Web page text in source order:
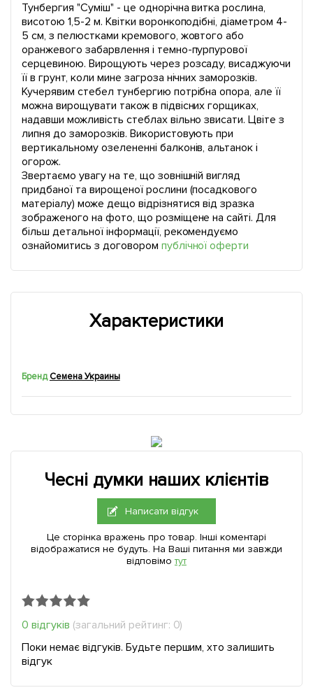
Тунбергия "Суміш" - це однорічна витка рослина,
висотою 1,5-2 м. Квітки воронкоподібні, діаметром 4-
5 см, з пелюстками кремового, жовтого або
оранжевого забарвлення і темно-пурпурової
серцевиною. Вирощують через розсаду, висаджуючи
її в грунт, коли мине загроза нічних заморозків.
Кучерявим стебел тунбергию потрібна опора, але її
можна вирощувати також в підвісних горщиках,
надавши можливість стеблах вільно звисати. Цвіте з
липня до заморозків. Використовують при
вертикальному озелененні балконів, альтанок і
огорож.
Звертаємо увагу на те, що зовнішній вигляд
придбаної та вирощеної рослини (посадкового
матеріалу) може дещо відрізнятися від зразка
зображеного на фото, що розміщене на сайті. Для
більш детальної інформації, рекомендуємо
ознайомитись з договором публічної оферти
Характеристики
Бренд Семена Украины
Чесні думки наших клієнтів
Написати відгук
Це сторінка вражень про товар. Інші коментарі
відображатися не будуть. На Ваші питання ми завжди
відповімо тут
0 відгуків (загальний рейтинг: 0)
Поки немає відгуків. Будьте першим, хто залишить
відгук